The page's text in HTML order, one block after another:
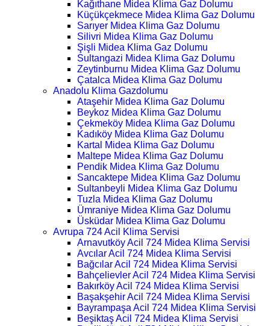
Kağıthane Midea Klima Gaz Dolumu
Küçükçekmece Midea Klima Gaz Dolumu
Sarıyer Midea Klima Gaz Dolumu
Silivri Midea Klima Gaz Dolumu
Şişli Midea Klima Gaz Dolumu
Sultangazi Midea Klima Gaz Dolumu
Zeytinburnu Midea Klima Gaz Dolumu
Çatalca Midea Klima Gaz Dolumu
Anadolu Klima Gazdolumu
Ataşehir Midea Klima Gaz Dolumu
Beykoz Midea Klima Gaz Dolumu
Çekmeköy Midea Klima Gaz Dolumu
Kadıköy Midea Klima Gaz Dolumu
Kartal Midea Klima Gaz Dolumu
Maltepe Midea Klima Gaz Dolumu
Pendik Midea Klima Gaz Dolumu
Sancaktepe Midea Klima Gaz Dolumu
Sultanbeyli Midea Klima Gaz Dolumu
Tuzla Midea Klima Gaz Dolumu
Ümraniye Midea Klima Gaz Dolumu
Üsküdar Midea Klima Gaz Dolumu
Avrupa 724 Acil Klima Servisi
Arnavutköy Acil 724 Midea Klima Servisi
Avcılar Acil 724 Midea Klima Servisi
Bağcılar Acil 724 Midea Klima Servisi
Bahçelievler Acil 724 Midea Klima Servisi
Bakırköy Acil 724 Midea Klima Servisi
Başakşehir Acil 724 Midea Klima Servisi
Bayrampaşa Acil 724 Midea Klima Servisi
Beşiktaş Acil 724 Midea Klima Servisi